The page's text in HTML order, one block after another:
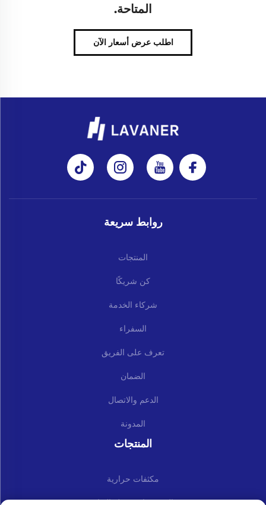
المتاحة.
اطلب عرض أسعار الآن
روابط سريعة
المنتجات
كن شريكًا
شركاء الخدمة
السفراء
تعرف على الفريق
الضمان
الدعم والاتصال
المدونة
المنتجات
مكثفات حرارية
المجموعات وقطع الغيار